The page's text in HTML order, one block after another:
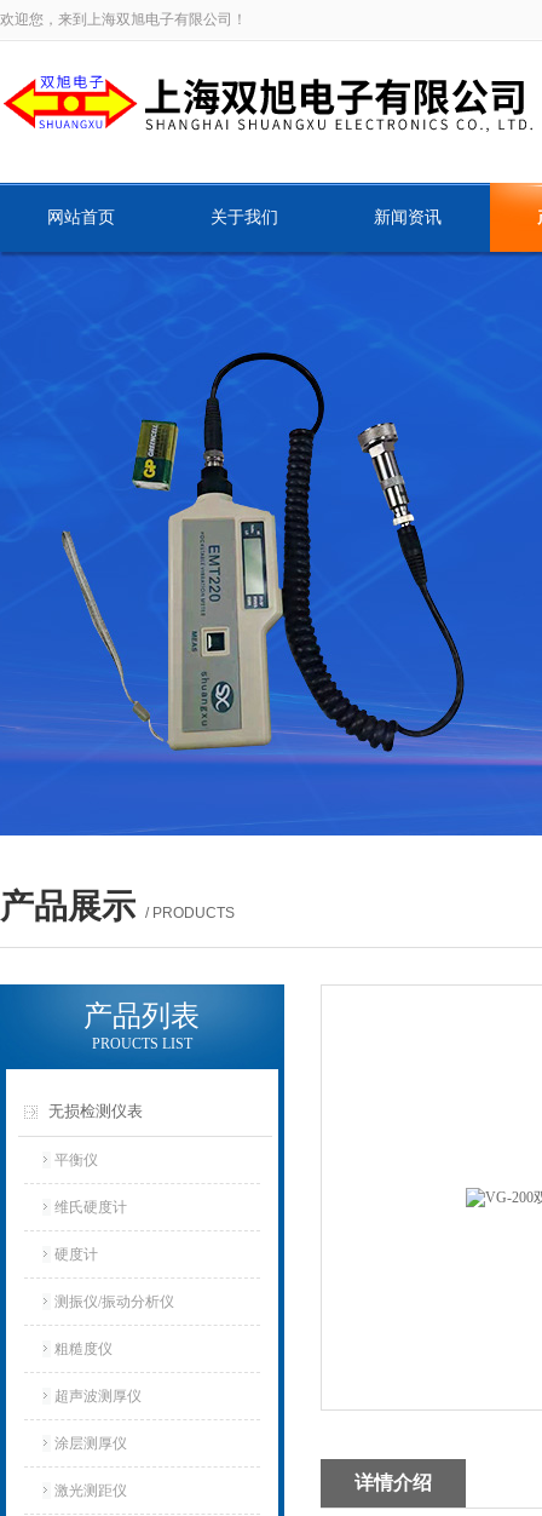
欢迎您，来到上海双旭电子有限公司！
网站首页 关于我们 新闻资讯
产品展示 / PRODUCTS
产品列表
PROUCTS LIST
无损检测仪表
平衡仪
维氏硬度计
硬度计
测振仪/振动分析仪
粗糙度仪
超声波测厚仪
涂层测厚仪
激光测距仪 详情介绍